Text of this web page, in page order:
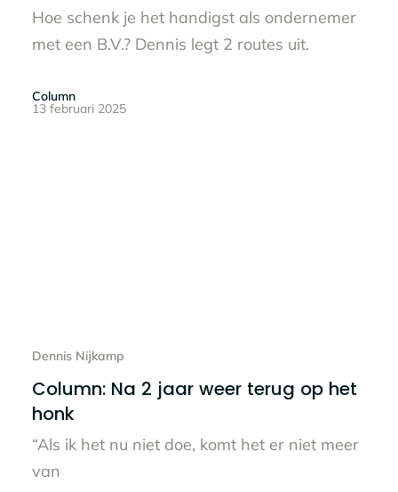
Hoe schenk je het handigst als ondernemer
met een B.V.? Dennis legt 2 routes uit.
Column
13 februari 2025
Dennis Nijkamp
Column: Na 2 jaar weer terug op het
honk
“Als ik het nu niet doe, komt het er niet meer
van